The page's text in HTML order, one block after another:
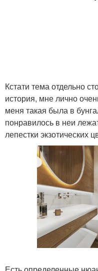
Кстати тема отдельно
история, мне лично
меня такая была в
понравилось в неи
лепестки экзотических